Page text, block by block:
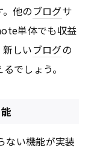
他のブログサ
単体でも収益
しいブログの
でしょう。
ない機能が実装